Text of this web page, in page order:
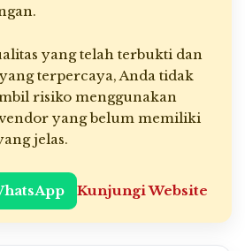
yang telah terbukti dan
terpercaya, Anda tidak
risiko menggunakan
yang belum memiliki
jelas.
Kunjungi Website